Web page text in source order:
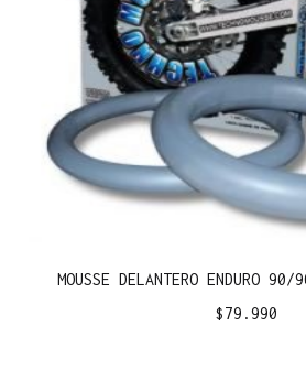
MOUSSE DELANTERO ENDURO
$79.990